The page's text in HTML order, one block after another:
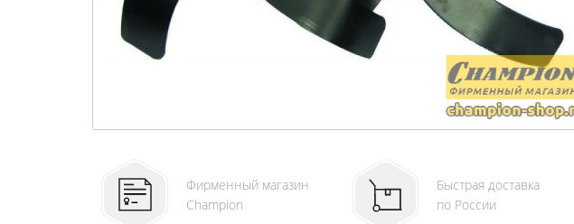
Фирменный магазин
Champion
Быстрая доставка
по России